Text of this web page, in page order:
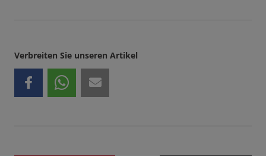
Verbreiten Sie unseren Artikel